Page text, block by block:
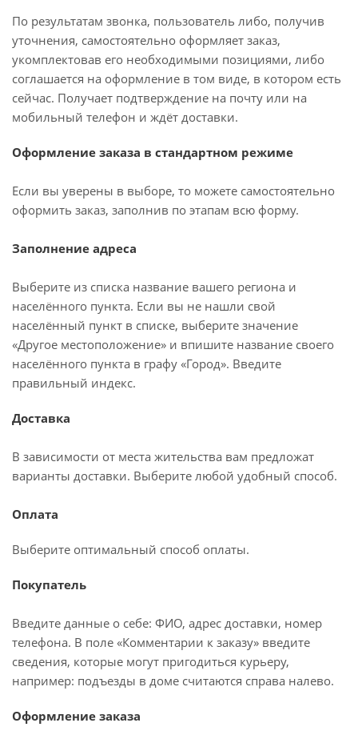
По результатам звонка, пользователь либо, получив
уточнения, самостоятельно оформляет заказ,
укомплектовав его необходимыми позициями, либо
соглашается на оформление в том виде, в котором есть
сейчас. Получает подтверждение на почту или на
мобильный телефон и ждёт доставки.
Оформление заказа в стандартном режиме
Если вы уверены в выборе, то можете самостоятельно
оформить заказ, заполнив по этапам всю форму.
Заполнение адреса
Выберите из списка название вашего региона и
населённого пункта. Если вы не нашли свой
населённый пункт в списке, выберите значение
«Другое местоположение» и впишите название своего
населённого пункта в графу «Город». Введите
правильный индекс.
Доставка
В зависимости от места жительства вам предложат
варианты доставки. Выберите любой удобный способ.
Оплата
Выберите оптимальный способ оплаты.
Покупатель
Введите данные о себе: ФИО, адрес доставки, номер
телефона. В поле «Комментарии к заказу» введите
сведения, которые могут пригодиться курьеру,
например: подъезды в доме считаются справа налево.
Оформление заказа